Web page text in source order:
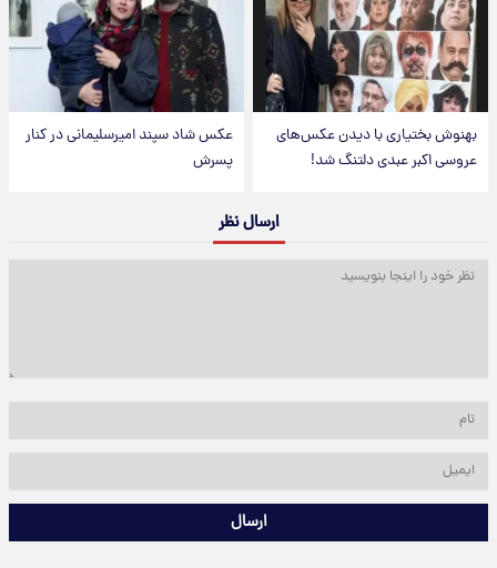
بهنوش بختیاری با دیدن عکس‌های
عروسی اکبر عبدی دلتنگ شد!
عکس شاد سپند امیرسلیمانی در کنار
پسرش
ارسال نظر
ارسال